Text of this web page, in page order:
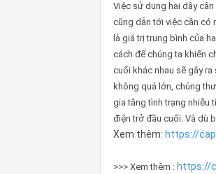
Việc sử dụng hai dây
cũng dẫn tới việc cần có
là giá trị trung bình của
cách để chúng ta khiến
cuối khác nhau sẽ gây
không quá lớn, chúng
gia tăng tình trạng nhiễu
điện trở đầu cuối. Và dù
Xem thêm: https://
>>> Xem thêm : https://